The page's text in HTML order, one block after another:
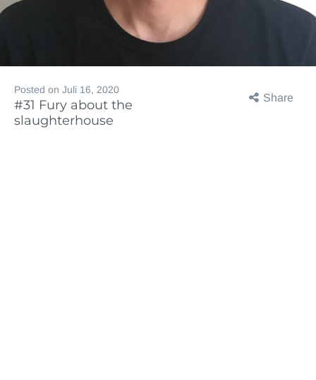
Share
Posted on Juli 16, 2020
#31 Fury about the
slaughterhouse